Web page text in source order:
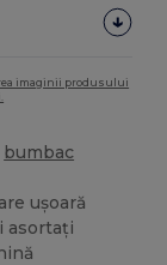
imaginii produsului
bumbac
ușoară
asortați